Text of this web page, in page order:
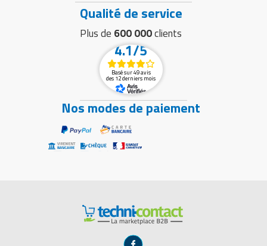
Qualité de service
Plus de 600 000clients
4.1/5
Basé sur 49 avis
des 12 derniers mois
Nos modes de paiement